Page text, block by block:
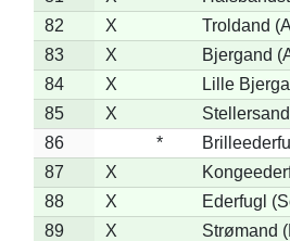
82
X
Troldand
83
X
Bjergand
84
X
Lille
85
X
86
*
87
X
88
X
Ederfugl
89
X
Strømand